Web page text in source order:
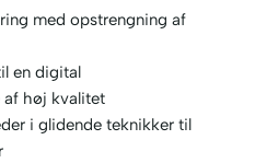
med opstrengning af
en digital
af høj kvalitet
i glidende teknikker til